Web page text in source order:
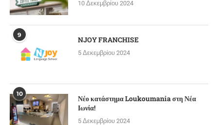
10 Δεκεμβρίου 2024
9 NJOY FRANCHISE
5 Δεκεμβρίου 2024
10
Νέο κατάστημα Loukoumania στη Νέα
Ιωνία!
5 Δεκεμβρίου 2024